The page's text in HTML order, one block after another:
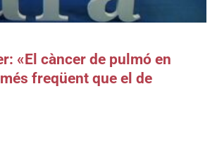
«El càncer de pulmó en
freqüent que el de